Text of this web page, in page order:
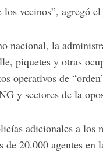
vecinos”, agregó
nacional, la
piquetes y otras
operativos de
y sectores de la
adicionales a los
de 20.000 agentes